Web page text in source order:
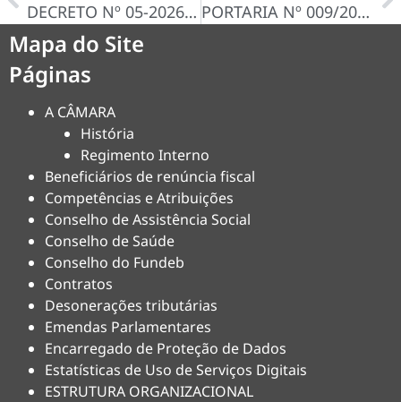
DECRETO Nº 05-2026, DE 19 DE JUNHO DE 2026
PORTARIA Nº 009/2026
Mapa do Site
Páginas
A CÂMARA
História
Regimento Interno
Beneficiários de renúncia fiscal
Competências e Atribuições
Conselho de Assistência Social
Conselho de Saúde
Conselho do Fundeb
Contratos
Desonerações tributárias
Emendas Parlamentares
Encarregado de Proteção de Dados
Estatísticas de Uso de Serviços Digitais
ESTRUTURA ORGANIZACIONAL